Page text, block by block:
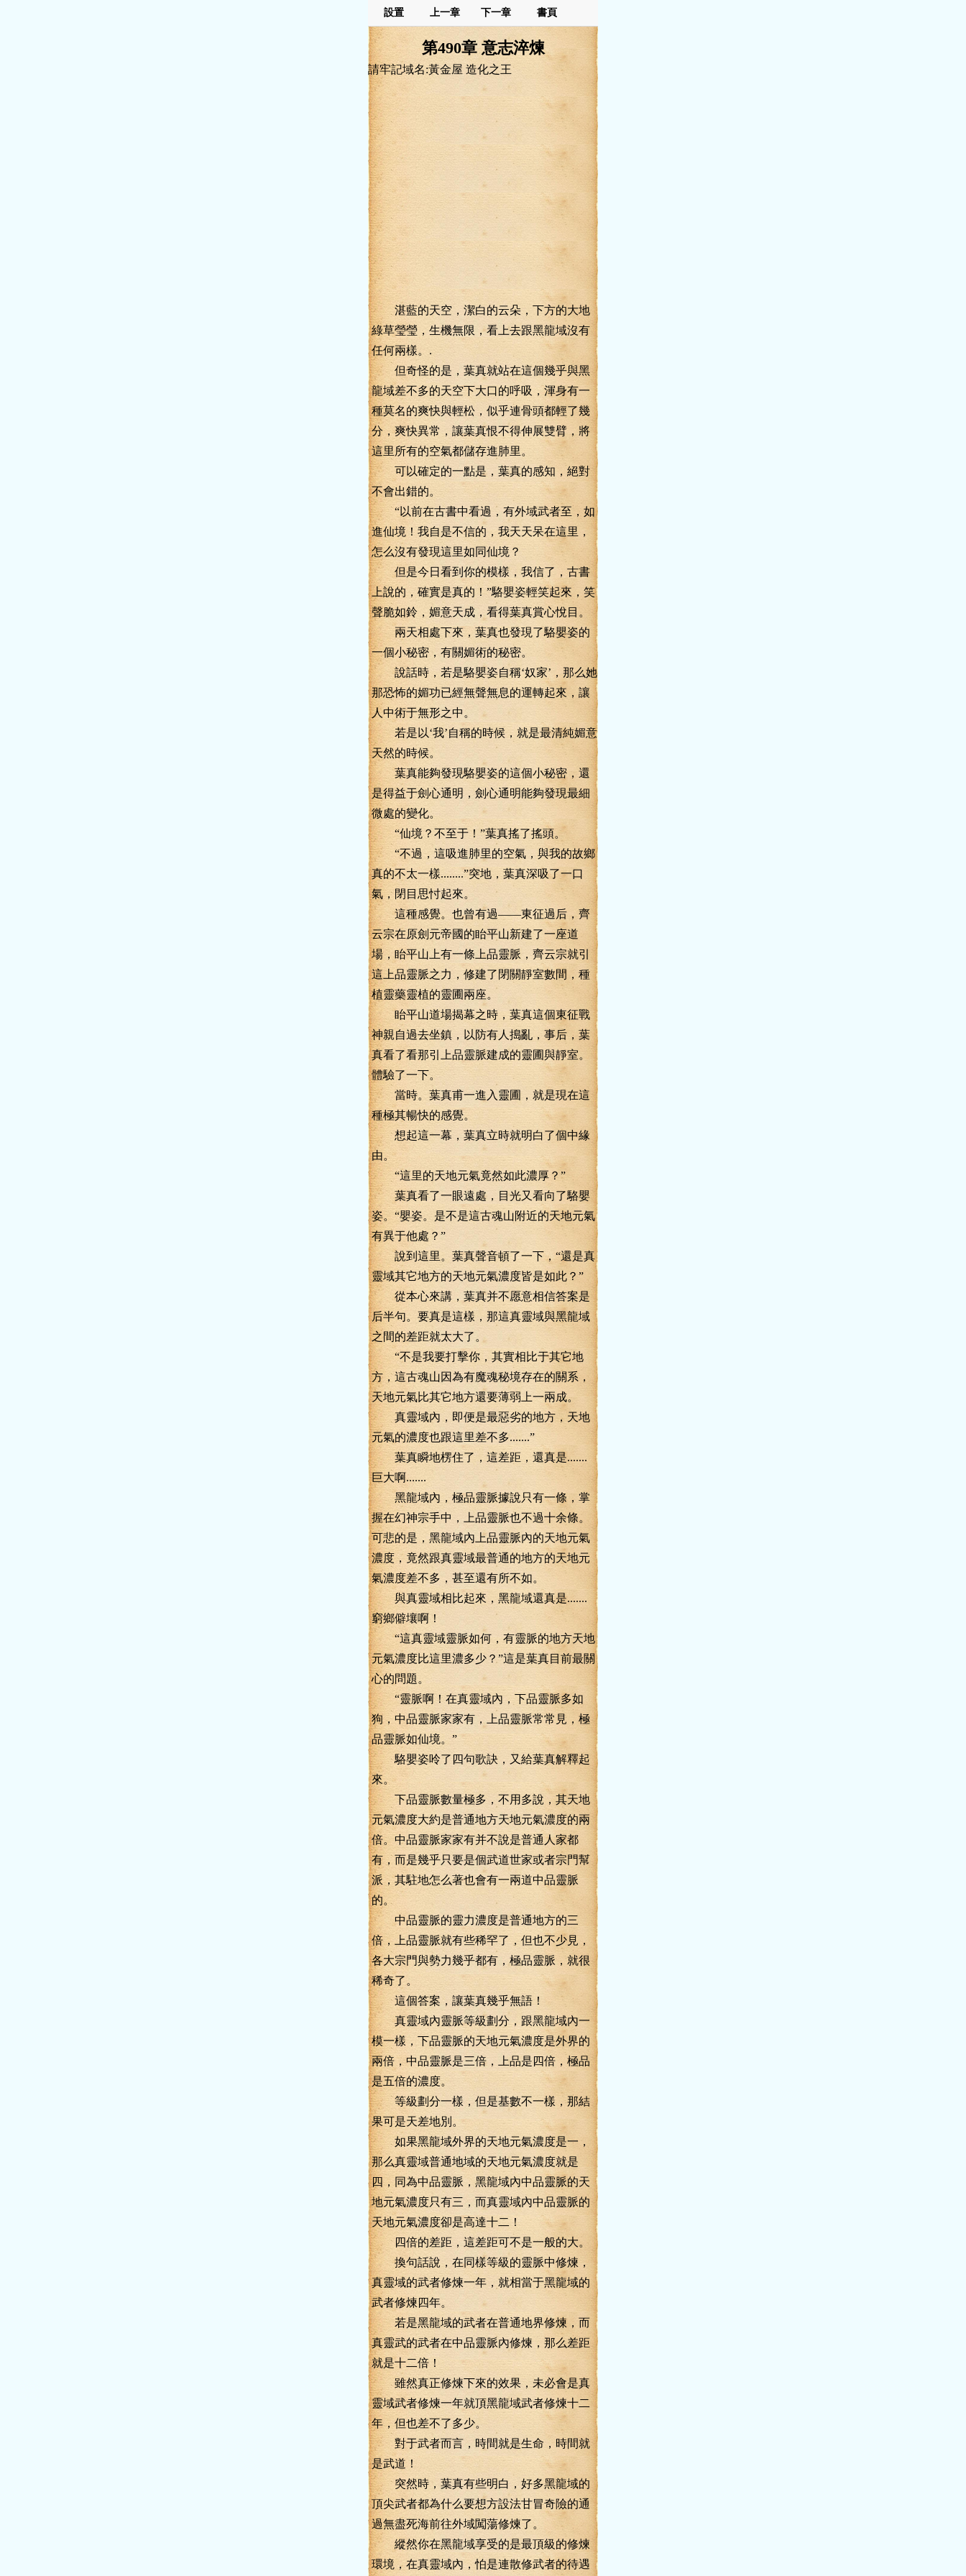
設置 上一章 下一章 書頁
第490章 意志淬煉
請牢記域名:黃金屋 造化之王
湛藍的天空，潔白的云朵，下方的大地
綠草瑩瑩，生機無限，看上去跟黑龍域沒有
任何兩樣。.
但奇怪的是，葉真就站在這個幾乎與黑
龍域差不多的天空下大口的呼吸，渾身有一
種莫名的爽快與輕松，似乎連骨頭都輕了幾
分，爽快異常，讓葉真恨不得伸展雙臂，將
這里所有的空氣都儲存進肺里。
可以確定的一點是，葉真的感知，絕對
不會出錯的。
“以前在古書中看過，有外域武者至，如
進仙境！我自是不信的，我天天呆在這里，
怎么沒有發現這里如同仙境？
但是今日看到你的模樣，我信了，古書
上說的，確實是真的！”駱嬰姿輕笑起來，笑
聲脆如鈴，媚意天成，看得葉真賞心悅目。
兩天相處下來，葉真也發現了駱嬰姿的
一個小秘密，有關媚術的秘密。
說話時，若是駱嬰姿自稱‘奴家’，那么她
那恐怖的媚功已經無聲無息的運轉起來，讓
人中術于無形之中。
若是以‘我’自稱的時候，就是最清純媚意
天然的時候。
葉真能夠發現駱嬰姿的這個小秘密，還
是得益于劍心通明，劍心通明能夠發現最細
微處的變化。
“仙境？不至于！”葉真搖了搖頭。
“不過，這吸進肺里的空氣，與我的故鄉
真的不太一樣........”突地，葉真深吸了一口
氣，閉目思忖起來。
這種感覺。也曾有過——東征過后，齊
云宗在原劍元帝國的眙平山新建了一座道
場，眙平山上有一條上品靈脈，齊云宗就引
這上品靈脈之力，修建了閉關靜室數間，種
植靈藥靈植的靈圃兩座。
眙平山道場揭幕之時，葉真這個東征戰
神親自過去坐鎮，以防有人搗亂，事后，葉
真看了看那引上品靈脈建成的靈圃與靜室。
體驗了一下。
當時。葉真甫一進入靈圃，就是現在這
種極其暢快的感覺。
想起這一幕，葉真立時就明白了個中緣
由。
“這里的天地元氣竟然如此濃厚？”
葉真看了一眼遠處，目光又看向了駱嬰
姿。“嬰姿。是不是這古魂山附近的天地元氣
有異于他處？”
說到這里。葉真聲音頓了一下，“還是真
靈域其它地方的天地元氣濃度皆是如此？”
從本心來講，葉真并不愿意相信答案是
后半句。要真是這樣，那這真靈域與黑龍域
之間的差距就太大了。
“不是我要打擊你，其實相比于其它地
方，這古魂山因為有魔魂秘境存在的關系，
天地元氣比其它地方還要薄弱上一兩成。
真靈域內，即便是最惡劣的地方，天地
元氣的濃度也跟這里差不多.......”
葉真瞬地楞住了，這差距，還真是.......
巨大啊.......
黑龍域內，極品靈脈據說只有一條，掌
握在幻神宗手中，上品靈脈也不過十余條。
可悲的是，黑龍域內上品靈脈內的天地元氣
濃度，竟然跟真靈域最普通的地方的天地元
氣濃度差不多，甚至還有所不如。
與真靈域相比起來，黑龍域還真是.......
窮鄉僻壤啊！
“這真靈域靈脈如何，有靈脈的地方天地
元氣濃度比這里濃多少？”這是葉真目前最關
心的問題。
“靈脈啊！在真靈域內，下品靈脈多如
狗，中品靈脈家家有，上品靈脈常常見，極
品靈脈如仙境。”
駱嬰姿呤了四句歌訣，又給葉真解釋起
來。
下品靈脈數量極多，不用多說，其天地
元氣濃度大約是普通地方天地元氣濃度的兩
倍。中品靈脈家家有并不說是普通人家都
有，而是幾乎只要是個武道世家或者宗門幫
派，其駐地怎么著也會有一兩道中品靈脈
的。
中品靈脈的靈力濃度是普通地方的三
倍，上品靈脈就有些稀罕了，但也不少見，
各大宗門與勢力幾乎都有，極品靈脈，就很
稀奇了。
這個答案，讓葉真幾乎無語！
真靈域內靈脈等級劃分，跟黑龍域內一
模一樣，下品靈脈的天地元氣濃度是外界的
兩倍，中品靈脈是三倍，上品是四倍，極品
是五倍的濃度。
等級劃分一樣，但是基數不一樣，那結
果可是天差地別。
如果黑龍域外界的天地元氣濃度是一，
那么真靈域普通地域的天地元氣濃度就是
四，同為中品靈脈，黑龍域內中品靈脈的天
地元氣濃度只有三，而真靈域內中品靈脈的
天地元氣濃度卻是高達十二！
四倍的差距，這差距可不是一般的大。
換句話說，在同樣等級的靈脈中修煉，
真靈域的武者修煉一年，就相當于黑龍域的
武者修煉四年。
若是黑龍域的武者在普通地界修煉，而
真靈武的武者在中品靈脈內修煉，那么差距
就是十二倍！
雖然真正修煉下來的效果，未必會是真
靈域武者修煉一年就頂黑龍域武者修煉十二
年，但也差不了多少。
對于武者而言，時間就是生命，時間就
是武道！
突然時，葉真有些明白，好多黑龍域的
頂尖武者都為什么要想方設法甘冒奇險的通
過無盡死海前往外域闖蕩修煉了。
縱然你在黑龍域享受的是最頂級的修煉
環境，在真靈域內，怕是連散修武者的待遇